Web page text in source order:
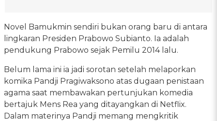
Novel Bamukmin sendiri bukan orang baru di antara
lingkaran Presiden Prabowo Subianto. Ia adalah
pendukung Prabowo sejak Pemilu 2014 lalu.
Belum lama ini ia jadi sorotan setelah melaporkan
komika Pandji Pragiwaksono atas dugaan penistaan
agama saat membawakan pertunjukan komedia
bertajuk Mens Rea yang ditayangkan di Netflix.
Dalam materinya Pandji memang mengkritik